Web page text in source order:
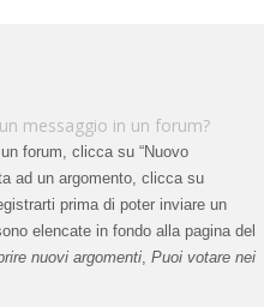
messaggio in un forum?
forum, clicca su “Nuovo
ad un argomento, clicca su
prima di poter inviare un
elencate in fondo alla pagina del
nuovi argomenti, Puoi votare nei